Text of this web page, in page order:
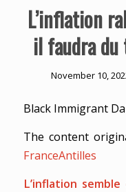
L’inflation
il faudra
November 10,
Black Immigrant
The content
FranceAntilles
L’inflation